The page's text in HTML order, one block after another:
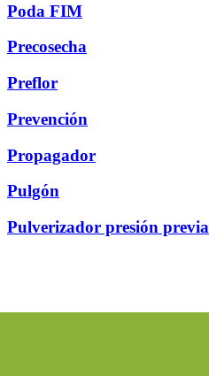
Poda FIM
Precosecha
Preflor
Prevención
Propagador
Pulgón
Pulverizador presión previa